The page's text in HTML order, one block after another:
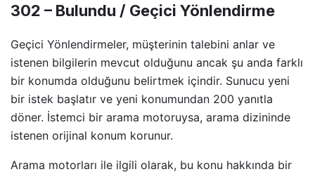
302 – Bulundu / Geçici Yönlendirme
Geçici Yönlendirmeler, müşterinin talebini anlar ve
istenen bilgilerin mevcut olduğunu ancak şu anda farklı
bir konumda olduğunu belirtmek içindir. Sunucu yeni
bir istek başlatır ve yeni konumundan 200 yanıtla
döner. İstemci bir arama motoruysa, arama dizininde
istenen orijinal konum korunur.
Arama motorları ile ilgili olarak, bu konu hakkında bir